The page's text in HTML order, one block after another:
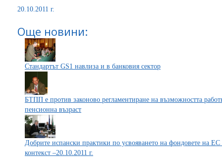
20.10.2011 г.
Още новини:
Стандартът GS1 навлиза и в банковия сектор
БТПП е против законово регламентиране на възможността
пенсионна възраст
Добрите испански практики по усвояването на фондовете на
контекст –20.10.2011 г.